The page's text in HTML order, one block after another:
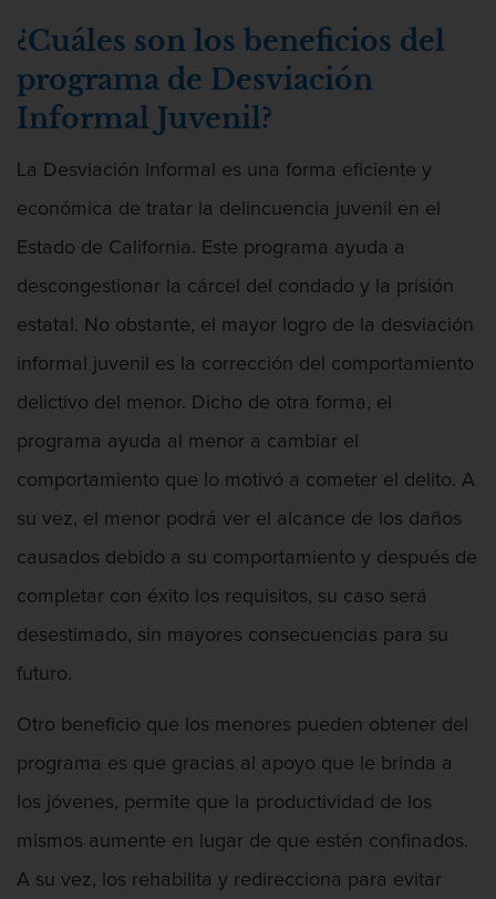
¿Cuáles son los beneficios del
programa de Desviación
Informal Juvenil?
La Desviación Informal es una forma eficiente y
económica de tratar la delincuencia juvenil en el
Estado de California. Este programa ayuda a
descongestionar la cárcel del condado y la prisión
estatal. No obstante, el mayor logro de la desviación
informal juvenil es la corrección del comportamiento
delictivo del menor. Dicho de otra forma, el
programa ayuda al menor a cambiar el
comportamiento que lo motivó a cometer el delito. A
su vez, el menor podrá ver el alcance de los daños
causados ​debido a su comportamiento y después de
completar con éxito los requisitos, su caso será
desestimado, sin mayores consecuencias para su
futuro.
Otro beneficio que los menores pueden obtener del
programa es que gracias al apoyo que le brinda a
los jóvenes, permite que la productividad de los
mismos aumente en lugar de que estén confinados.
A su vez, los rehabilita y redirecciona para evitar